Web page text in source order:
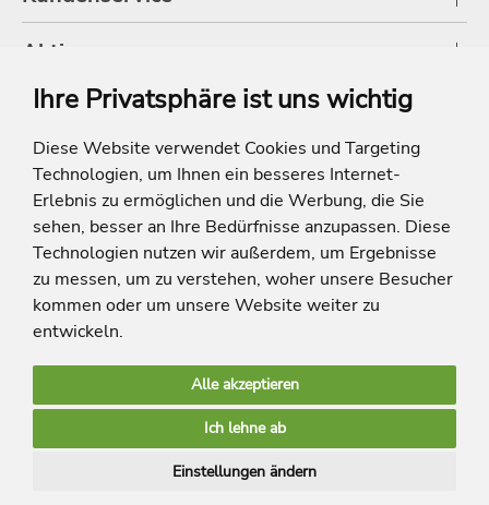
Ihre Privatsphäre ist uns wichtig
Diese Website verwendet Cookies und Targeting
Technologien, um Ihnen ein besseres Internet-
Erlebnis zu ermöglichen und die Werbung, die Sie
sehen, besser an Ihre Bedürfnisse anzupassen. Diese
Technologien nutzen wir außerdem, um Ergebnisse
zu messen, um zu verstehen, woher unsere Besucher
kommen oder um unsere Website weiter zu
entwickeln.
Alle akzeptieren
Ich lehne ab
Einstellungen ändern
Aktionen
Shop
* Die Ersparnis bezieht sich auf die aktuellen Listenpreise der Hotels, bei
Paketangeboten auf die Summe der Preise der Einzelleistungen.
**Streichpreise beziehen sich auf die ursprünglichen Preise des Reiseveranstalters.
limango Apps